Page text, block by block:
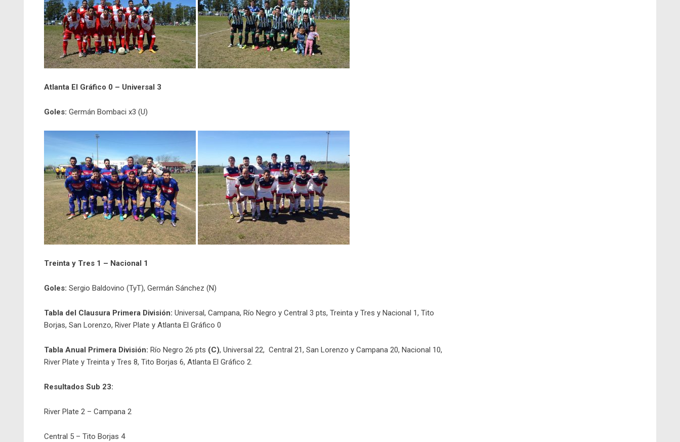
Atlanta El Gráfico 0 – Universal 3
Goles: Germán Bombaci x3 (U)
Treinta y Tres 1 – Nacional 1
Goles: Sergio Baldovino (TyT), Germán Sánchez (N)
Tabla del Clausura Primera División: Universal, Campana, Río Negro y Central 3 pts, Treinta y Tres y Nacional 1, Tito
Borjas, San Lorenzo, River Plate y Atlanta El Gráfico 0
Tabla Anual Primera División: Río Negro 26 pts (C), Universal 22, Central 21, San Lorenzo y Campana 20, Nacional 10,
River Plate y Treinta y Tres 8, Tito Borjas 6, Atlanta El Gráfico 2.
Resultados Sub 23:
River Plate 2 – Campana 2
Central 5 – Tito Borjas 4